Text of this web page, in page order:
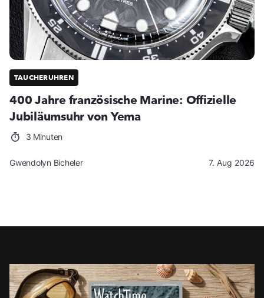
TAUCHERUHREN
400 Jahre französische Marine: Offizielle
Jubiläumsuhr von Yema
3 Minuten
Gwendolyn Bicheler 7. Aug 2026